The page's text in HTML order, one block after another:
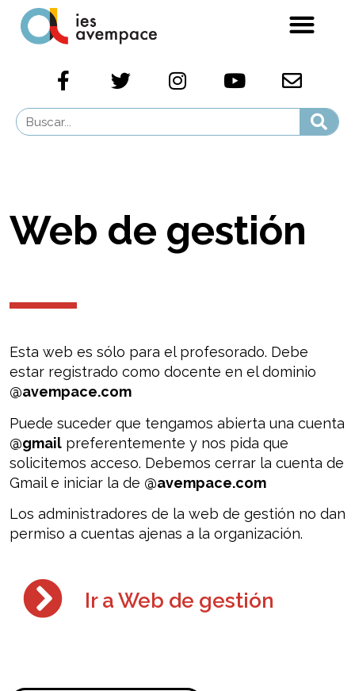
Web de gestión
Esta web es sólo para el profesorado. Debe
estar registrado como docente en el dominio
@avempace.com
Puede suceder que tengamos abierta una cuenta
@gmail preferentemente y nos pida que
solicitemos acceso. Debemos cerrar la cuenta de
Gmail e iniciar la de @avempace.com
Los administradores de la web de gestión no dan
permiso a cuentas ajenas a la organización.
Ir a Web de gestión